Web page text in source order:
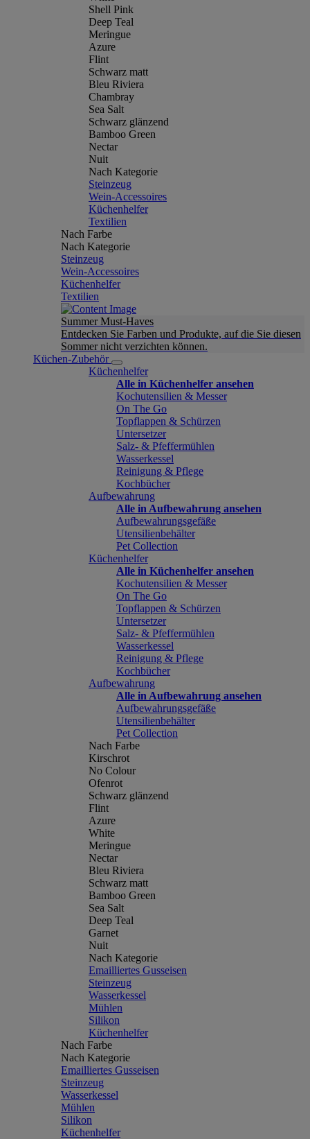
Shell Pink
Deep Teal
Meringue
Azure
Flint
Schwarz matt
Bleu Riviera
Chambray
Sea Salt
Schwarz glänzend
Bamboo Green
Nectar
Nuit
Nach Kategorie
Steinzeug
Wein-Accessoires
Küchenhelfer
Textilien
Nach Farbe
Nach Kategorie
Steinzeug
Wein-Accessoires
Küchenhelfer
Textilien
Summer Must-Haves
Entdecken Sie Farben und Produkte, auf die Sie diesen
Sommer nicht verzichten können.
Küchen-Zubehör
Küchenhelfer
Alle in Küchenhelfer ansehen
Kochutensilien & Messer
On The Go
Topflappen & Schürzen
Untersetzer
Salz- & Pfeffermühlen
Wasserkessel
Reinigung & Pflege
Kochbücher
Aufbewahrung
Alle in Aufbewahrung ansehen
Aufbewahrungsgefäße
Utensilienbehälter
Pet Collection
Küchenhelfer
Alle in Küchenhelfer ansehen
Kochutensilien & Messer
On The Go
Topflappen & Schürzen
Untersetzer
Salz- & Pfeffermühlen
Wasserkessel
Reinigung & Pflege
Kochbücher
Aufbewahrung
Alle in Aufbewahrung ansehen
Aufbewahrungsgefäße
Utensilienbehälter
Pet Collection
Nach Farbe
Kirschrot
No Colour
Ofenrot
Schwarz glänzend
Flint
Azure
White
Meringue
Nectar
Bleu Riviera
Schwarz matt
Bamboo Green
Sea Salt
Deep Teal
Garnet
Nuit
Nach Kategorie
Emailliertes Gusseisen
Steinzeug
Wasserkessel
Mühlen
Silikon
Küchenhelfer
Nach Farbe
Nach Kategorie
Emailliertes Gusseisen
Steinzeug
Wasserkessel
Mühlen
Silikon
Küchenhelfer